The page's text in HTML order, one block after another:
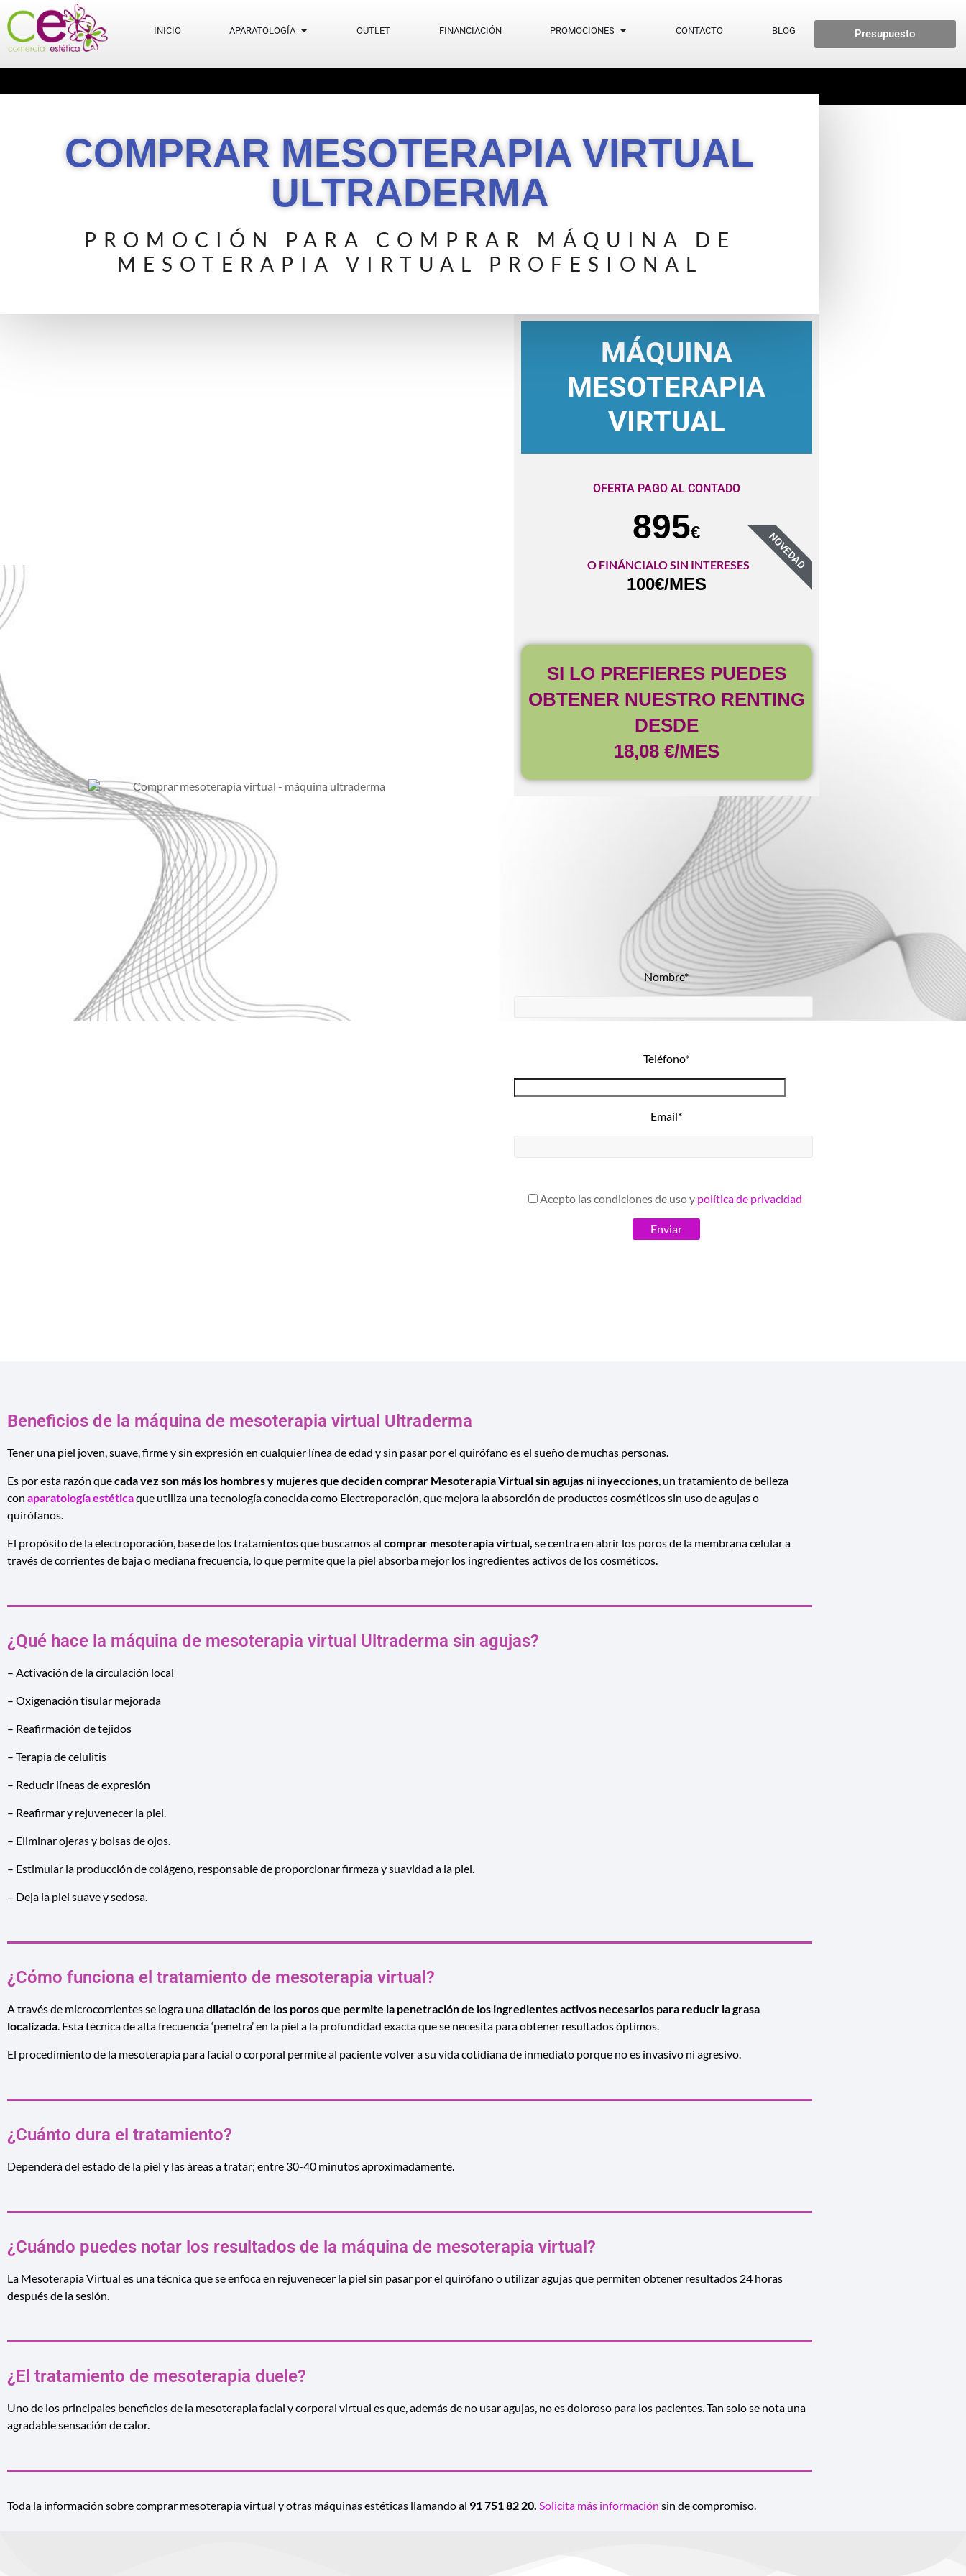
INICIO APARATOLOGÍA OUTLET FINANCIACIÓN PROMOCIONES CONTACTO BLOG Presupuesto
COMPRAR MESOTERAPIA VIRTUAL
ULTRADERMA
PROMOCIÓN PARA COMPRAR MÁQUINA DE
MESOTERAPIA VIRTUAL PROFESIONAL
MÁQUINA
MESOTERAPIA
VIRTUAL
NOVEDAD
OFERTA PAGO AL CONTADO
895€
O FINÁNCIALO SIN INTERESES
100€/MES
SI LO PREFIERES PUEDES
OBTENER NUESTRO RENTING
DESDE
18,08 €/MES
Nombre*
Teléfono*
Email*
Acepto las condiciones de uso y política de privacidad
Beneficios de la máquina de mesoterapia virtual Ultraderma
Tener una piel joven, suave, firme y sin expresión en cualquier línea de edad y sin pasar por el quirófano es el sueño de muchas personas.
Es por esta razón quecada vez son más los hombres y mujeres que deciden comprar Mesoterapia Virtual sin agujas ni inyecciones, un tratamiento de belleza
con aparatología estéticaque utiliza una tecnología conocida como Electroporación, que mejora la absorción de productos cosméticos sin uso de agujas o
quirófanos.
El propósito de la electroporación, base de los tratamientos que buscamos al comprar mesoterapia virtual, se centra en abrir los poros de la membrana celular a
través de corrientes de baja o mediana frecuencia, lo que permite que la piel absorba mejor los ingredientes activos de los cosméticos.
¿Qué hace la máquina de mesoterapia virtual Ultraderma sin agujas?
– Activación de la circulación local
– Oxigenación tisular mejorada
– Reafirmación de tejidos
– Terapia de celulitis
– Reducir líneas de expresión
– Reafirmar y rejuvenecer la piel.
– Eliminar ojeras y bolsas de ojos.
– Estimular la producción de colágeno, responsable de proporcionar firmeza y suavidad a la piel.
– Deja la piel suave y sedosa.
¿Cómo funciona el tratamiento de mesoterapia virtual?
A través de microcorrientes se logra unadilatación de los poros que permite la penetración de los ingredientes activos necesarios para reducir la grasa
localizada. Esta técnica de alta frecuencia ‘penetra’ en la piel a la profundidad exacta que se necesita para obtener resultados óptimos.
El procedimiento de la mesoterapia para facial o corporal permite al paciente volver a su vida cotidiana de inmediato porque no es invasivo ni agresivo.
¿Cuánto dura el tratamiento?
Dependerá del estado de la piel y las áreas a tratar; entre 30-40 minutos aproximadamente.
¿Cuándo puedes notar los resultados de la máquina de mesoterapia virtual?
La Mesoterapia Virtual es una técnica que se enfoca en rejuvenecer la piel sin pasar por el quirófano o utilizar agujas que permiten obtener resultados 24 horas
después de la sesión.
¿El tratamiento de mesoterapia duele?
Uno de los principales beneficios de la mesoterapia facial y corporal virtual es que, además de no usar agujas, no es doloroso para los pacientes. Tan solo se nota una
agradable sensación de calor.
Toda la información sobre comprar mesoterapia virtual y otras máquinas estéticas llamando al 91 751 82 20. Solicita más información sin de compromiso.